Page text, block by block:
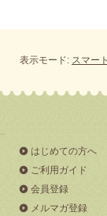
表示モード: スマー
はじめての方へ
ご利用ガイド
会員登録
メルマガ登録